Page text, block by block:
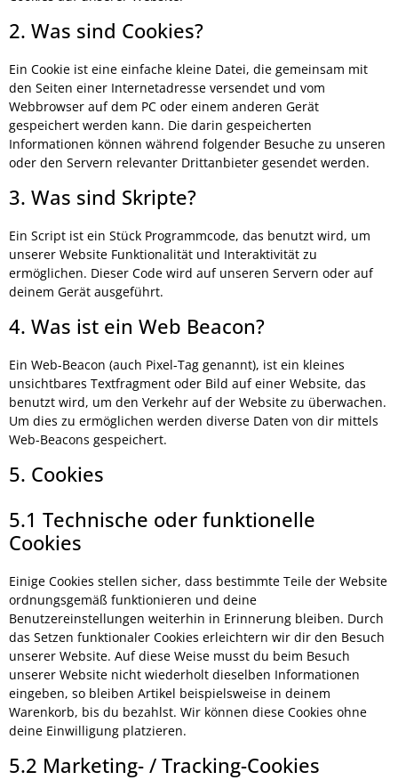
2. Was sind Cookies?
Ein Cookie ist eine einfache kleine Datei, die gemeinsam mit
den Seiten einer Internetadresse versendet und vom
Webbrowser auf dem PC oder einem anderen Gerät
gespeichert werden kann. Die darin gespeicherten
Informationen können während folgender Besuche zu unseren
oder den Servern relevanter Drittanbieter gesendet werden.
3. Was sind Skripte?
Ein Script ist ein Stück Programmcode, das benutzt wird, um
unserer Website Funktionalität und Interaktivität zu
ermöglichen. Dieser Code wird auf unseren Servern oder auf
deinem Gerät ausgeführt.
4. Was ist ein Web Beacon?
Ein Web-Beacon (auch Pixel-Tag genannt), ist ein kleines
unsichtbares Textfragment oder Bild auf einer Website, das
benutzt wird, um den Verkehr auf der Website zu überwachen.
Um dies zu ermöglichen werden diverse Daten von dir mittels
Web-Beacons gespeichert.
5. Cookies
5.1 Technische oder funktionelle
Cookies
Einige Cookies stellen sicher, dass bestimmte Teile der Website
ordnungsgemäß funktionieren und deine
Benutzereinstellungen weiterhin in Erinnerung bleiben. Durch
das Setzen funktionaler Cookies erleichtern wir dir den Besuch
unserer Website. Auf diese Weise musst du beim Besuch
unserer Website nicht wiederholt dieselben Informationen
eingeben, so bleiben Artikel beispielsweise in deinem
Warenkorb, bis du bezahlst. Wir können diese Cookies ohne
deine Einwilligung platzieren.
5.2 Marketing- / Tracking-Cookies